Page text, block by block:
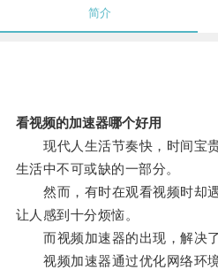
简介
看视频的加速器哪个好用
现代人生活节奏快，时间宝贵
生活中不可或缺的一部分。
然而，有时在观看视频时却遇
让人感到十分烦恼。
而视频加速器的出现，解决了
视频加速器通过优化网络环境